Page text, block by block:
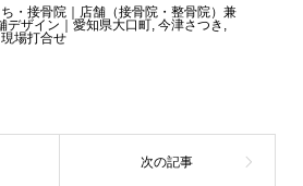
・接骨院｜店舗（接骨院・整骨院）兼
デザイン｜愛知県大口町, 今津さつき
場打合せ